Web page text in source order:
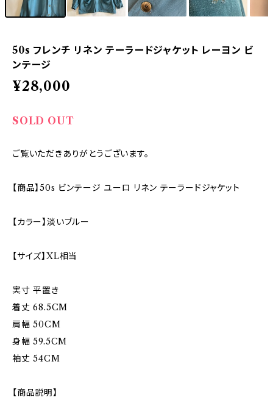
50s フレンチ リネン テーラードジャケット レーヨン ビ
ンテージ
¥28,000
SOLD OUT
ご覧いただきありがとうございます。
【商品】50s ビンテージ ユーロ リネン テーラードジャケット
【カラー】淡いブルー
【サイズ】XL相当
実寸 平置き
着丈 68.5CM
肩幅 50CM
身幅 59.5CM
袖丈 54CM
【商品説明】